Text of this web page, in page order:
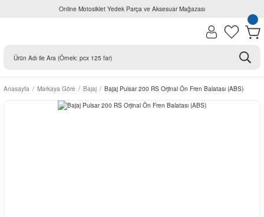
Online Motosiklet Yedek Parça ve Aksesuar Mağazası
Anasayfa Markaya Göre Bajaj Bajaj Pulsar 200 RS Orjinal Ön Fren Balatası (ABS)